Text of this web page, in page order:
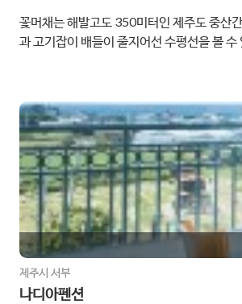
꽃머채는 해발고도 350미터인 제주도 중산
과 고기잡이 배들이 줄지어선 수평선을 볼
제주시 서부
나디아펜션